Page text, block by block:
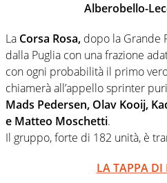
destra, oggi si sente a suo
Alberobello-
La Corsa Rosa, dopo la Grande
dalla Puglia con una frazione
con ogni probabilità il primo
chiamerà all’appello sprinter
Mads Pedersen, Olav Kooij,
e Matteo Moschetti.
Il gruppo, forte di 182 unità, è
LA TAPPA